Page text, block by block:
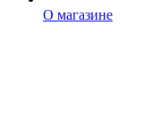
О магазине